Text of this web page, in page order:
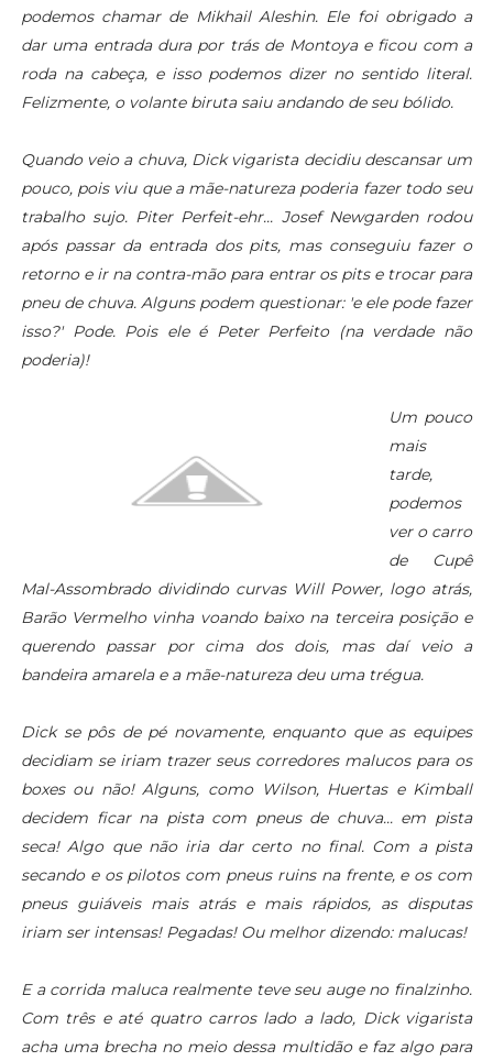
podemos chamar de Mikhail Aleshin. Ele foi obrigado a
dar uma entrada dura por trás de Montoya e ficou com a
roda na cabeça, e isso podemos dizer no sentido literal.
Felizmente, o volante birutasaiu andando de seu bólido.
Quando veio a chuva, Dick vigarista decidiu descansar um
pouco, pois viu que a mãe-natureza poderia fazer todo seu
trabalho sujo. Piter Perfeit-ehr... Josef Newgarden rodou
após passar da entrada dos pits, mas conseguiu fazer o
retorno e ir na contra-mão para entrar os pits e trocar para
pneu de chuva. Alguns podem questionar: 'e ele pode fazer
isso?' Pode. Pois ele é Peter Perfeito (na verdade não
poderia)!
Um pouco
mais
tarde,
podemos
ver o carro
de Cupê
Mal-Assombrado dividindo curvas Will Power, logo atrás,
Barão Vermelho vinha voando baixo na terceira posição e
querendo passar por cima dos dois, mas daí veio a
bandeira amarela e a mãe-natureza deu uma trégua.
Dick se pôs de pé novamente, enquanto que as equipes
decidiam se iriam trazer seus corredores malucos para os
boxes ou não! Alguns, como Wilson, Huertas e Kimball
decidem ficar na pista com pneus de chuva... em pista
seca! Algo que não iria dar certo no final. Com a pista
secando e os pilotos com pneus ruins na frente, e os com
pneus guiáveis mais atrás e mais rápidos, as disputas
iriam ser intensas! Pegadas! Ou melhor dizendo: malucas!
E a corrida maluca realmente teve seu auge no finalzinho.
Com três e até quatro carros lado a lado, Dick vigarista
acha uma brecha no meio dessa multidão e faz algo para